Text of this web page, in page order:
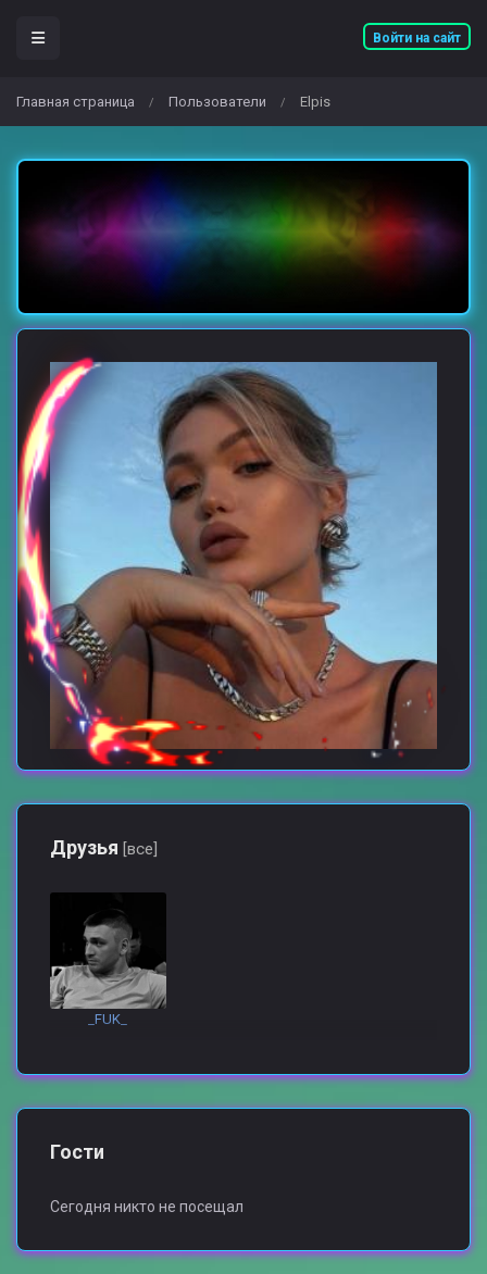
Войти на сайт
Главная страница / Пользователи / Elpis
Друзья [все]
_FUK_
Гости
Сегодня никто не посещал